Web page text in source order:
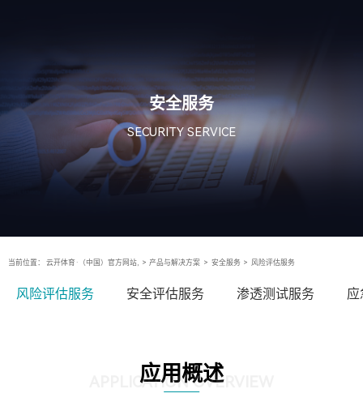
安全服务
SECURITY SERVICE
当前位置： 云开体育·（中国）官方网站, > 产品与解决方案 > 安全服务 > 风险评估服务
风险评估服务 安全评估服务 渗透测试服务
应用概述
APPLICATION OVERVIEW